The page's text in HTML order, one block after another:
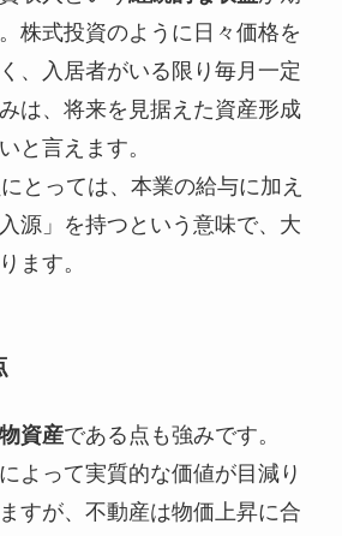
株式投資のように日々価格を
、入居者がいる限り毎月一定
は、将来を見据えた資産形成
と言えます。
とっては、本業の給与に加え
源」を持つという意味で、大
ます。
資産である点も強みです。
よって実質的な価値が目減り
すが、不動産は物価上昇に合